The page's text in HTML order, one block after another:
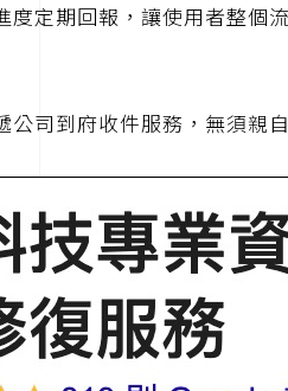
度定期回報，讓使用者整個
公司到府收件服務，無須親